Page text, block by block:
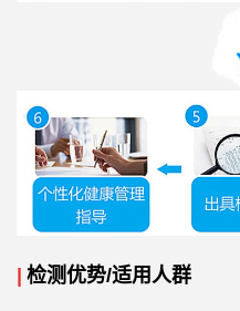
| 检测优势/适用人群